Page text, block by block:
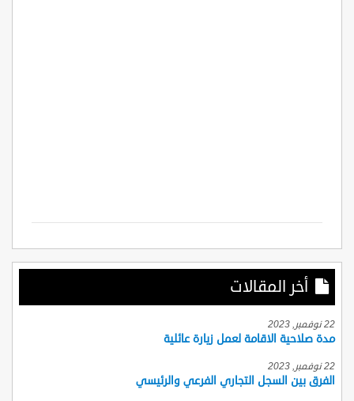
أخر المقالات
22 نوفمبر, 2023
مدة صلاحية الاقامة لعمل زيارة عائلية
22 نوفمبر, 2023
الفرق بين السجل التجاري الفرعي والرئيسي